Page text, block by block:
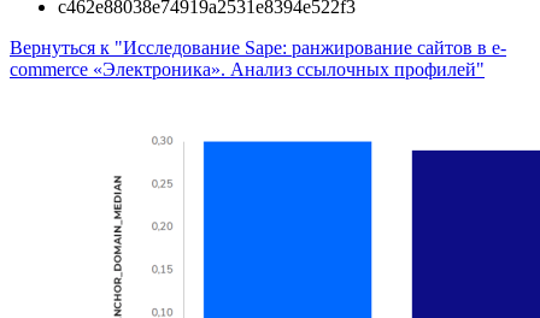
c462e88038e74919a2531e8394e522f3
Вернуться к "Исследование Sape: ранжирование сайтов в e-
commerce «Электроника». Анализ ссылочных профилей"